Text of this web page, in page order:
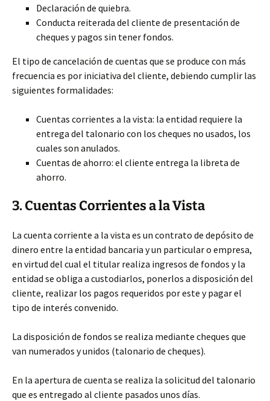
Declaración de quiebra.
Conducta reiterada del cliente de presentación de
cheques y pagos sin tener fondos.
El tipo de cancelación de cuentas que se produce con más
frecuencia es por iniciativa del cliente, debiendo cumplir las
siguientes formalidades:
Cuentas corrientes a la vista: la entidad requiere la
entrega del talonario con los cheques no usados, los
cuales son anulados.
Cuentas de ahorro: el cliente entrega la libreta de
ahorro.
3. Cuentas Corrientes a la Vista
La cuenta corriente a la vista es un contrato de depósito de
dinero entre la entidad bancaria y un particular o empresa,
en virtud del cual el titular realiza ingresos de fondos y la
entidad se obliga a custodiarlos, ponerlos a disposición del
cliente, realizar los pagos requeridos por este y pagar el
tipo de interés convenido.
La disposición de fondos se realiza mediante cheques que
van numerados y unidos (talonario de cheques).
En la apertura de cuenta se realiza la solicitud del talonario
que es entregado al cliente pasados unos días.